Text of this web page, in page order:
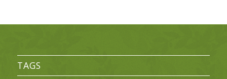
TAGS